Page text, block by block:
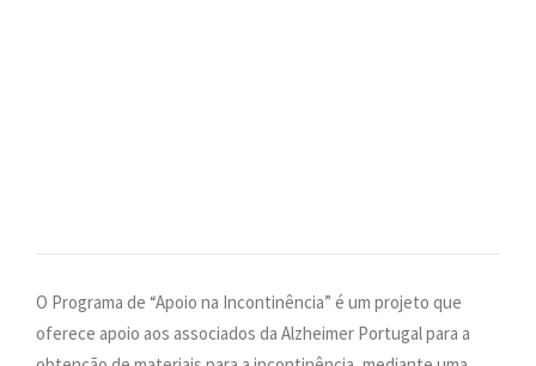
ONDE ESTAMOS
CONTACTOS
O Programa de “Apoio na Incontinência” é um projeto que
oferece apoio aos associados da Alzheimer Portugal para a